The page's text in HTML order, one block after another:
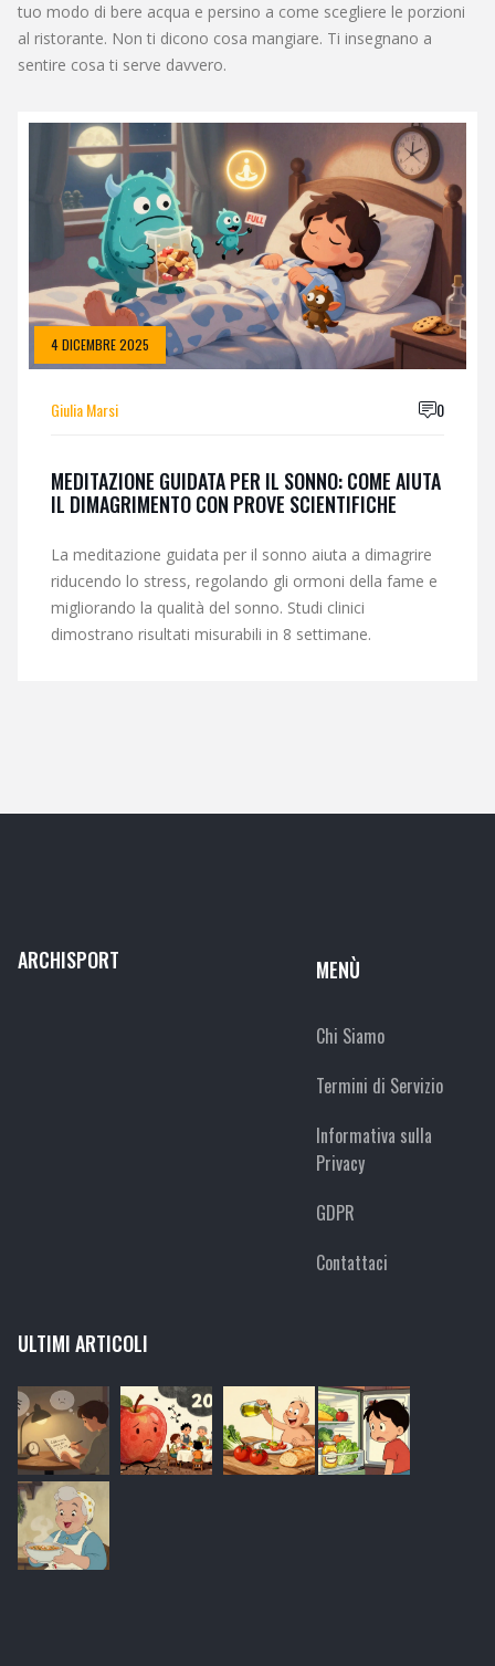
tuo modo di bere acqua e persino a come scegliere le porzioni
al ristorante. Non ti dicono cosa mangiare. Ti insegnano a
sentire cosa ti serve davvero.
4 DICEMBRE 2025
Giulia Marsi 0
MEDITAZIONE GUIDATA PER IL SONNO: COME AIUTA
IL DIMAGRIMENTO CON PROVE SCIENTIFICHE
La meditazione guidata per il sonno aiuta a dimagrire
riducendo lo stress, regolando gli ormoni della fame e
migliorando la qualità del sonno. Studi clinici
dimostrano risultati misurabili in 8 settimane.
ARCHISPORT MENÙ
Chi Siamo
Termini di Servizio
Informativa sulla
Privacy
GDPR
Contattaci
ULTIMI ARTICOLI